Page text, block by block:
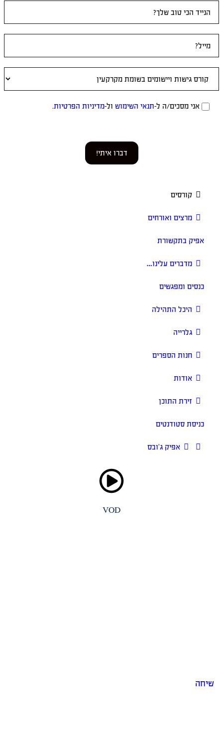
מסכים/ה ל-תנאי השימושול- מדיניות הפרטיות.
ואורחים
בתקשורת
עלינו…
ומפגשים
התהילה
הספרים
התוכן
סטודנטים
אפיק ג’ובס